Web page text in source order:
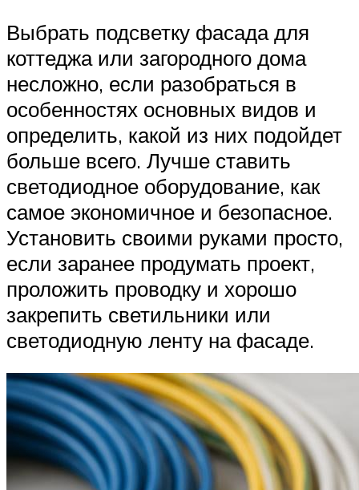
Выбрать подсветку фасада для
коттеджа или загородного дома
несложно, если разобраться в
особенностях основных видов и
определить, какой из них подойдет
больше всего. Лучше ставить
светодиодное оборудование, как
самое экономичное и безопасное.
Установить своими руками просто,
если заранее продумать проект,
проложить проводку и хорошо
закрепить светильники или
светодиодную ленту на фасаде.